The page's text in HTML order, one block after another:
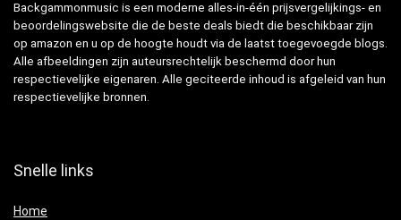
Backgammonmusic is een moderne alles-in-één prijsvergelijkings- en
beoordelingswebsite die de beste deals biedt die beschikbaar zijn
op amazon en u op de hoogte houdt via de laatst toegevoegde blogs.
Alle afbeeldingen zijn auteursrechtelijk beschermd door hun
respectievelijke eigenaren. Alle geciteerde inhoud is afgeleid van hun
respectievelijke bronnen.
Snelle links
Home